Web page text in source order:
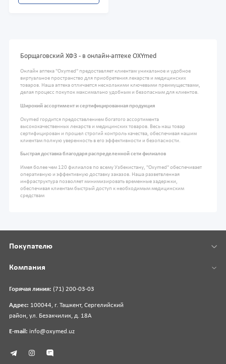
Борщаговский ХФЗ - в онлайн-аптеке OXYmed
Онлайн аптека "Oxymed" предоставляет клиентам уникальное и удобное
виртуальное пространство для приобретения лекарств и медицинских
товаров. Наша аптека отличается несколькими ключевыми преимуществами,
делая процесс покупок максимально удобным и безопасным для клиентов.
Широкий ассортимент и сертифицированная продукция
Oxymed гордится предоставлением богатого ассортимента
высококачественных лекарств и медицинских товаров. Весь наш товар
сертифицирован и прошел строгий контроль качества, обеспечивая нашим
клиентам полную уверенность в его эффективности и безопасности.
Быстрая доставка благодаря распределенной сети филиалов
Имея более чем 120 филиалов по всему Узбекистану, "Oxymed" обеспечивает
оперативную и эффективную доставку заказов. Наша разветвленная
инфраструктура позволяет минимизировать временные задержки,
обеспечивая клиентам быстрый доступ к необходимым медицинским
средствам
Горячая линия: (71) 200-03-03
Адрес: 100044, г. Ташкент, Сергелийский
район, ул. Безакчилик, д. 18А
E-mail: info@oxymed.uz
Покупателю
Компания